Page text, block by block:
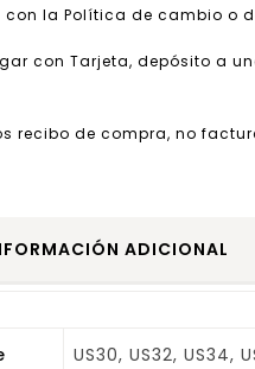
con la Política de cambio o
con Tarjeta, depósito a
recibo de compra, no
ADICIONAL
US30, US32, US34,